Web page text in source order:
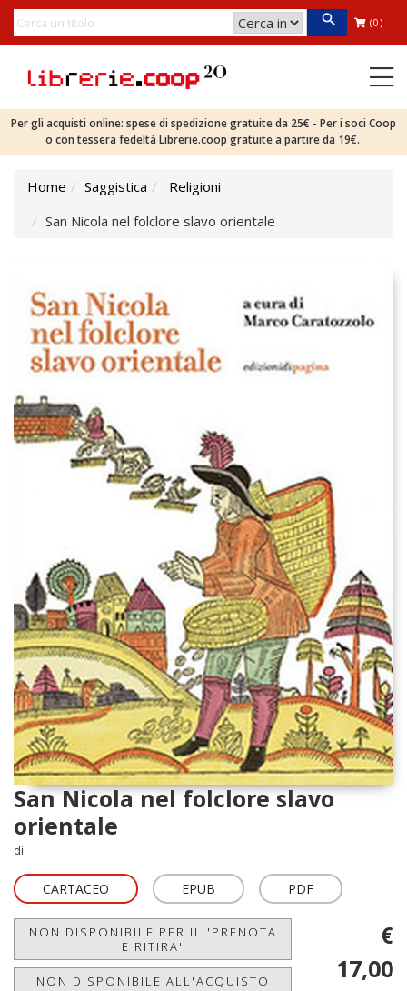
(0)
Per gli acquisti online: spese di spedizione gratuite da 25€ - Per i soci Coop
o con tessera fedeltà Librerie.coop gratuite a partire da 19€.
Home Saggistica
Religioni
San Nicola nel folclore slavo orientale
San Nicola nel folclore slavo
orientale
di
CARTACEO EPUB PDF
NON DISPONIBILE PER IL 'PRENOTA
E RITIRA'
NON DISPONIBILE ALL'ACQUISTO
€
17,00